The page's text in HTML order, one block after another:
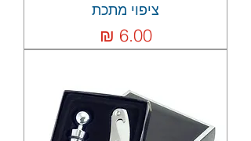
ציפוי מתכת
מחיר‏6.00 ‏₪